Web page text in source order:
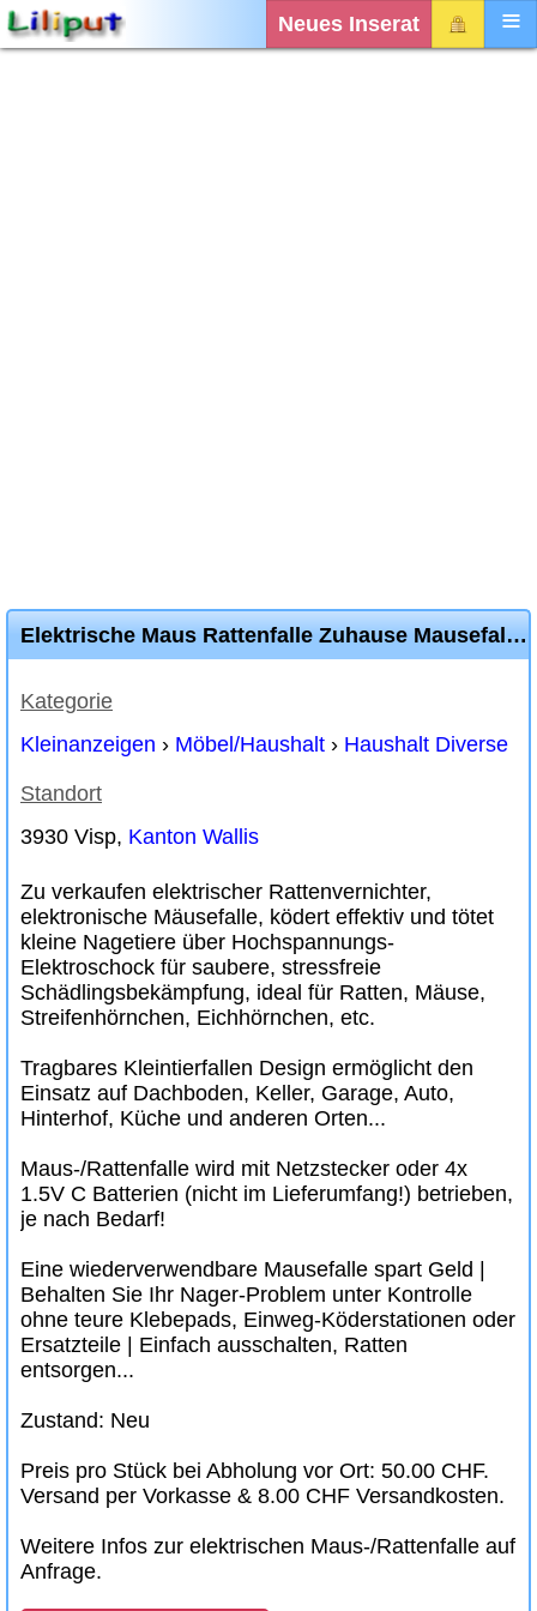
Neues Inserat
Elektrische Maus Rattenfalle Zuhause Mausefalle Nagetiere Mäusefänger
Kategorie
Kleinanzeigen › Möbel/Haushalt › Haushalt Diverse
Standort
3930 Visp, Kanton Wallis
Zu verkaufen elektrischer Rattenvernichter,
elektronische Mäusefalle, ködert effektiv und tötet
kleine Nagetiere über Hochspannungs-
Elektroschock für saubere, stressfreie
Schädlingsbekämpfung, ideal für Ratten, Mäuse,
Streifenhörnchen, Eichhörnchen, etc.
Tragbares Kleintierfallen Design ermöglicht den
Einsatz auf Dachboden, Keller, Garage, Auto,
Hinterhof, Küche und anderen Orten...
Maus-/Rattenfalle wird mit Netzstecker oder 4x
1.5V C Batterien (nicht im Lieferumfang!) betrieben,
je nach Bedarf!
Eine wiederverwendbare Mausefalle spart Geld |
Behalten Sie Ihr Nager-Problem unter Kontrolle
ohne teure Klebepads, Einweg-Köderstationen oder
Ersatzteile | Einfach ausschalten, Ratten
entsorgen...
Zustand: Neu
Preis pro Stück bei Abholung vor Ort: 50.00 CHF.
Versand per Vorkasse & 8.00 CHF Versandkosten.
Weitere Infos zur elektrischen Maus-/Rattenfalle auf
Anfrage.